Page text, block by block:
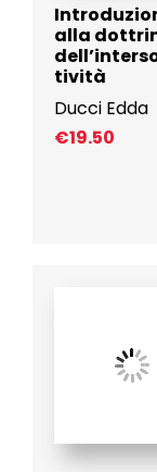
alla
tività
Ducci Edda
€19.50